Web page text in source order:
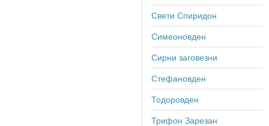
Свети Спиридон
Симеоновден
Сирни заговезни
Стефановден
Тодоровден
Трифон Зарезан